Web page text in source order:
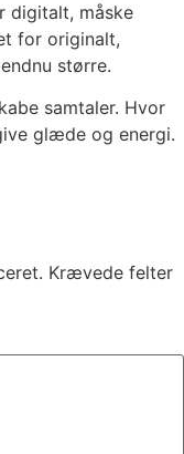
digitalt, måske
for originalt,
større.
samtaler. Hvor
glæde og energi.
Krævede felter